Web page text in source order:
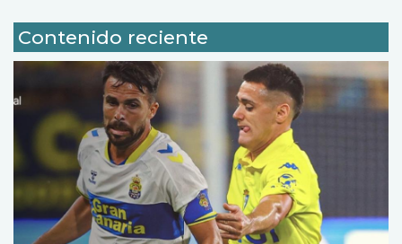
Contenido reciente